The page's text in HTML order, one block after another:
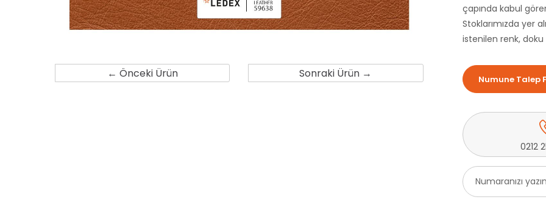
← Önceki Ürün Sonraki Ürün →
çapında kabul
Stoklarımızda yer
istenilen renk,
Numune Talep
0212